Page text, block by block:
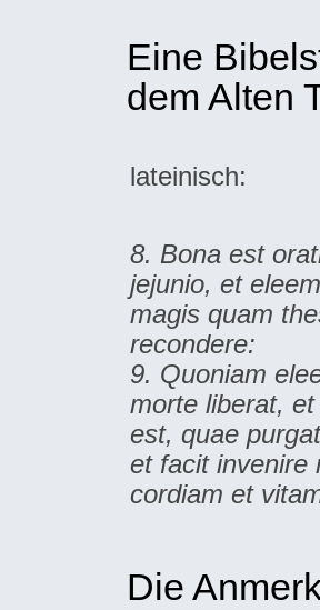
Eine
dem Alten
lateinisch:
8. Bona est
jejunio, et
magis quam
recondere:
9. Quoniam
morte liberat,
est, quae
et facit invenire
cordiam et
Die